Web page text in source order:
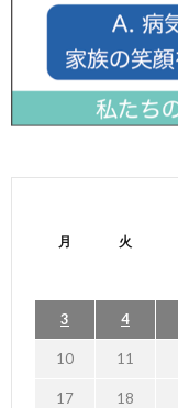
月 火
3 4
10 11
17 18